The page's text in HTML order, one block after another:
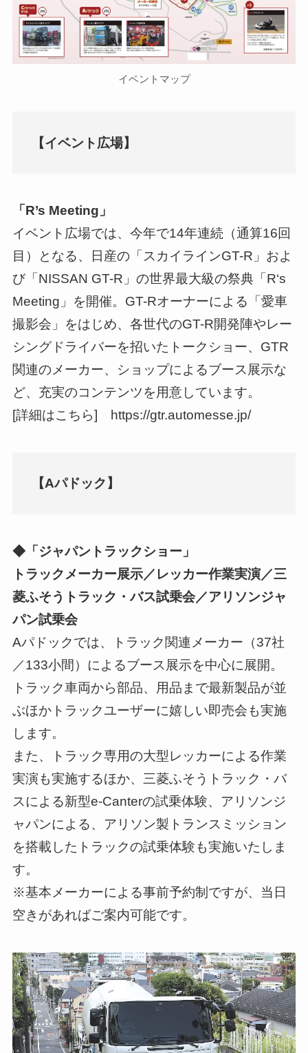
イベントマップ
【イベント広場】
「R’s Meeting」
イベント広場では、今年で14年連続（通算16回
目）となる、日産の「スカイラインGT-R」およ
び「NISSAN GT-R」の世界最大級の祭典「R‘s
Meeting」を開催。GT-Rオーナーによる「愛車
撮影会」をはじめ、各世代のGT-R開発陣やレー
シングドライバーを招いたトークショー、GTR
関連のメーカー、ショップによるブース展示な
ど、充実のコンテンツを用意しています。
[詳細はこちら] https://gtr.automesse.jp/
【Aパドック】
◆「ジャパントラックショー」
トラックメーカー展示／レッカー作業実演／三
菱ふそうトラック・バス試乗会／アリソンジャ
パン試乗会
Aパドックでは、トラック関連メーカー（37社
／133小間）によるブース展示を中心に展開。
トラック車両から部品、用品まで最新製品が並
ぶほかトラックユーザーに嬉しい即売会も実施
します。
また、トラック専用の大型レッカーによる作業
実演も実施するほか、三菱ふそうトラック・バ
スによる新型e-Canterの試乗体験、アリソンジ
ャパンによる、アリソン製トランスミッション
を搭載したトラックの試乗体験も実施いたしま
す。
※基本メーカーによる事前予約制ですが、当日
空きがあればご案内可能です。